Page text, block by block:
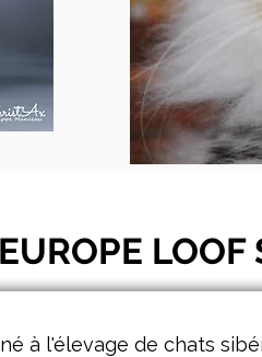
LOOF
à l'élevage de chats